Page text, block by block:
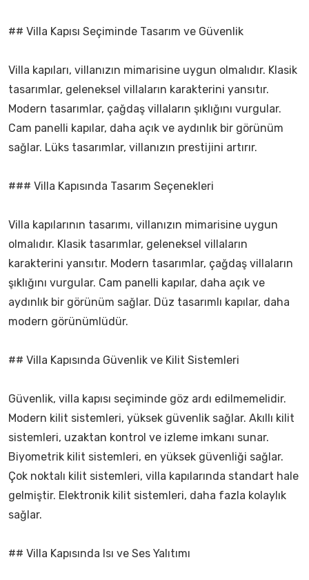
## Villa Kapısı Seçiminde Tasarım ve Güvenlik
Villa kapıları, villanızın mimarisine uygun olmalıdır. Klasik
tasarımlar, geleneksel villaların karakterini yansıtır.
Modern tasarımlar, çağdaş villaların şıklığını vurgular.
Cam panelli kapılar, daha açık ve aydınlık bir görünüm
sağlar. Lüks tasarımlar, villanızın prestijini artırır.
### Villa Kapısında Tasarım Seçenekleri
Villa kapılarının tasarımı, villanızın mimarisine uygun
olmalıdır. Klasik tasarımlar, geleneksel villaların
karakterini yansıtır. Modern tasarımlar, çağdaş villaların
şıklığını vurgular. Cam panelli kapılar, daha açık ve
aydınlık bir görünüm sağlar. Düz tasarımlı kapılar, daha
modern görünümlüdür.
## Villa Kapısında Güvenlik ve Kilit Sistemleri
Güvenlik, villa kapısı seçiminde göz ardı edilmemelidir.
Modern kilit sistemleri, yüksek güvenlik sağlar. Akıllı kilit
sistemleri, uzaktan kontrol ve izleme imkanı sunar.
Biyometrik kilit sistemleri, en yüksek güvenliği sağlar.
Çok noktalı kilit sistemleri, villa kapılarında standart hale
gelmiştir. Elektronik kilit sistemleri, daha fazla kolaylık
sağlar.
## Villa Kapısında Isı ve Ses Yalıtımı